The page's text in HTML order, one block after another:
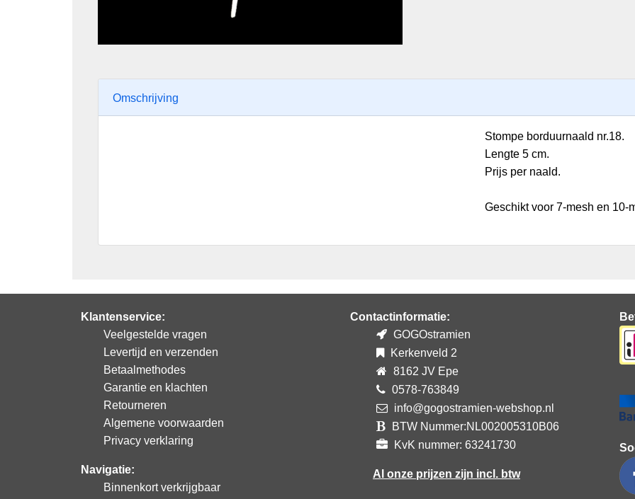
Omschrijving
Stompe borduurnaald nr.18.
Lengte 5 cm.
Prijs per naald.
Geschikt voor 7-mesh en 10-
Klantenservice:
Veelgestelde vragen
Levertijd en verzenden
Betaalmethodes
Garantie en klachten
Retourneren
Algemene voorwaarden
Privacy verklaring
Navigatie:
Binnenkort verkrijgbaar
Contactinformatie:
GOGOstramien
Kerkenveld 2
8162 JV Epe
0578-763849
info@gogostramien-webshop.nl
BTW Nummer:NL002005310B06
KvK nummer: 63241730
Al onze prijzen zijn incl. btw